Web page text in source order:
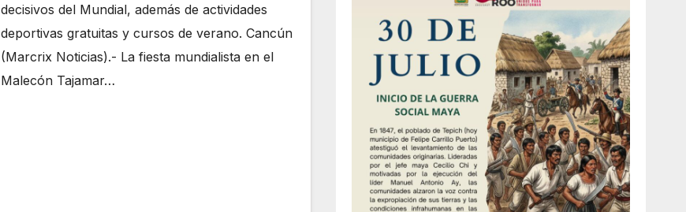
decisivos del Mundial, además de actividades
deportivas gratuitas y cursos de verano. Cancún
(Marcrix Noticias).- La fiesta mundialista en el
Malecón Tajamar…